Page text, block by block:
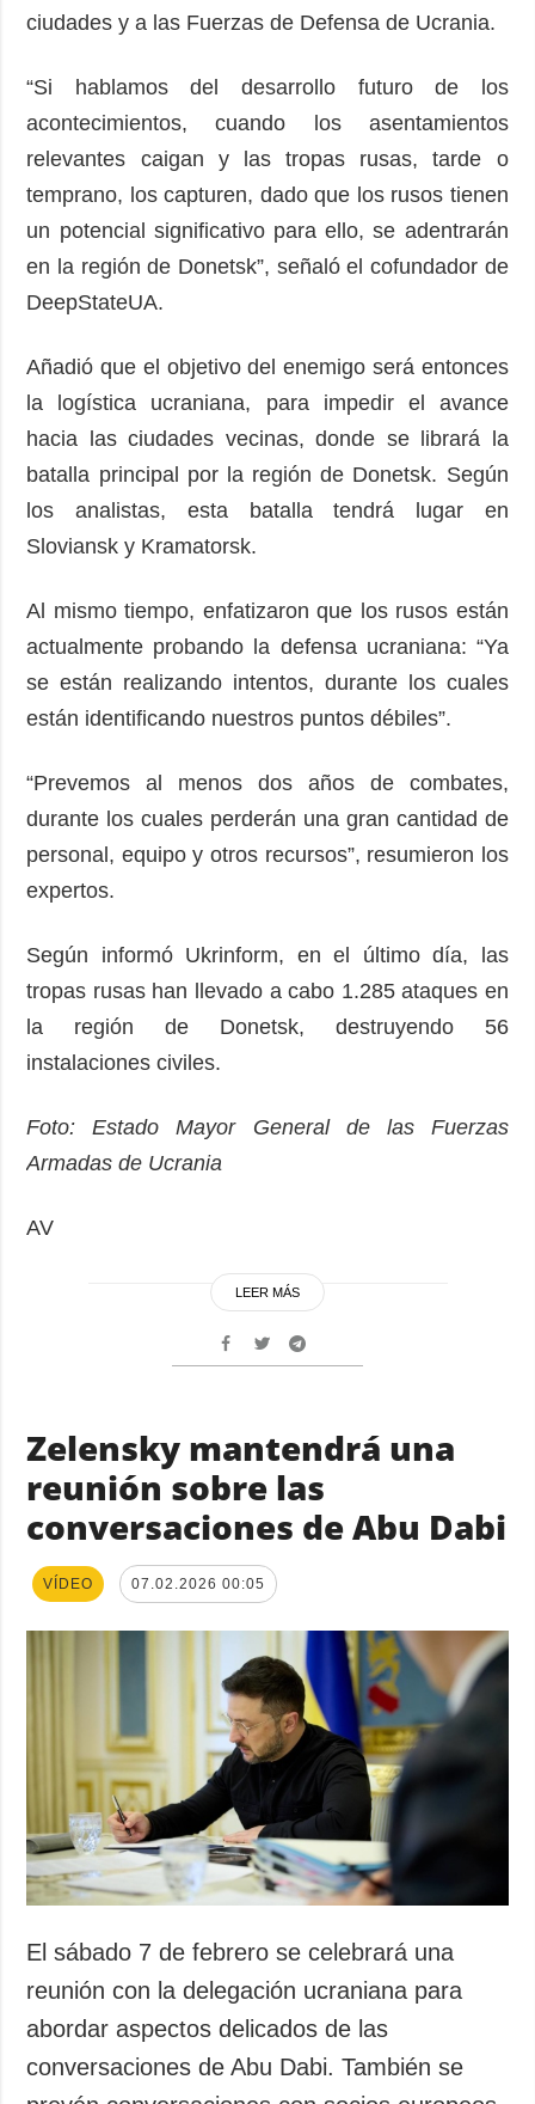
ciudades y a las Fuerzas de Defensa de Ucrania.
“Si hablamos del desarrollo futuro de los
acontecimientos, cuando los asentamientos
relevantes caigan y las tropas rusas, tarde o
temprano, los capturen, dado que los rusos tienen
un potencial significativo para ello, se adentrarán
en la región de Donetsk”, señaló el cofundador de
DeepStateUA.
Añadió que el objetivo del enemigo será entonces
la logística ucraniana, para impedir el avance
hacia las ciudades vecinas, donde se librará la
batalla principal por la región de Donetsk. Según
los analistas, esta batalla tendrá lugar en
Sloviansk y Kramatorsk.
Al mismo tiempo, enfatizaron que los rusos están
actualmente probando la defensa ucraniana: “Ya
se están realizando intentos, durante los cuales
están identificando nuestros puntos débiles”.
“Prevemos al menos dos años de combates,
durante los cuales perderán una gran cantidad de
personal, equipo y otros recursos”, resumieron los
expertos.
Según informó Ukrinform, en el último día, las
tropas rusas han llevado a cabo 1.285 ataques en
la región de Donetsk, destruyendo 56
instalaciones civiles.
Foto: Estado Mayor General de las Fuerzas
Armadas de Ucrania
AV
LEER MÁS
Zelensky mantendrá una
reunión sobre las
conversaciones de Abu Dabi
VÍDEO 07.02.2026 00:05
El sábado 7 de febrero se celebrará una
reunión con la delegación ucraniana para
abordar aspectos delicados de las
conversaciones de Abu Dabi. También se